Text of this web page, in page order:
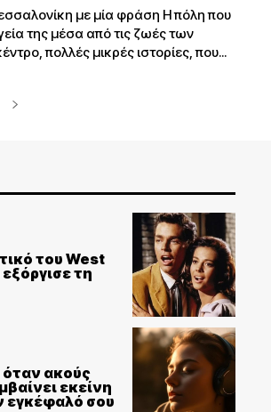
με μία φράση Η πόλη που
της μέσα από τις ζωές των
πολλές μικρές ιστορίες, που...
του West
τη
όταν ακούς
εκείνη
εγκέφαλό σου